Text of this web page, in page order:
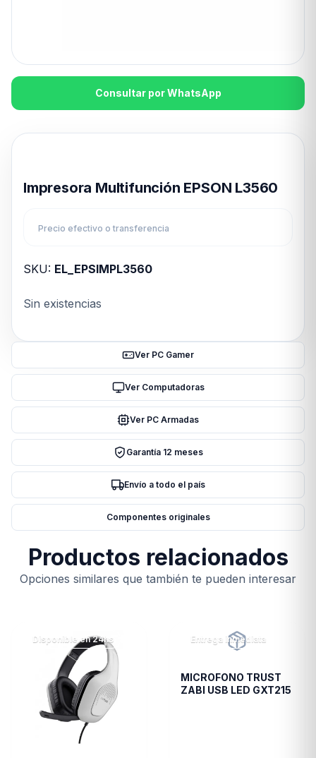
Consultar por WhatsApp
Impresora Multifunción EPSON L3560
Precio efectivo o transferencia
SKU: EL_EPSIMPL3560
Sin existencias
Ver PC Gamer
Ver Computadoras
Ver PC Armadas
Garantía 12 meses
Envío a todo el país
Componentes originales
Productos relacionados
Opciones similares que también te pueden interesar
Disponible en 24hs Entrega inmediata
MICROFONO TRUST
ZABI USB LED GXT215